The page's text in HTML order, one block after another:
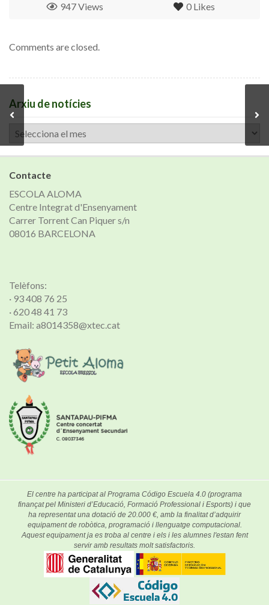
0 Likes
947 Views
Comments are closed.
Arxiu de notícies
Arxiu
notícies
Contacte
ESCOLA ALOMA
Centre Integrat d'Ensenyament
Carrer Torrent Can Piquer s/n
08016 BARCELONA
Telèfons:
· 93 408 76 25
· 620 48 41 73
Email: a8014358@xtec.cat
El centre ha participat al Programa Código Escuela 4.0 (programa
finançat pel Ministeri d’Educació, Formació Professional i Esports) i que
ha representat una dotació de 20.000 €, amb la finalitat d’adquirir
equipament de robòtica, programació i llenguatge computacional.
Aquest equipament ja es troba al centre i els i les alumnes l'estan fent
servir amb resultats molt satisfactoris.